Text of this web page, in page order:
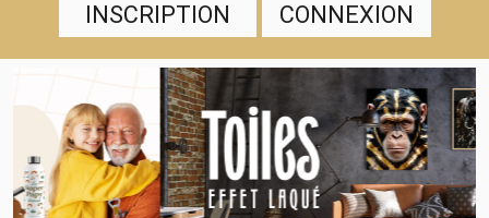
INSCRIPTION CONNEXION